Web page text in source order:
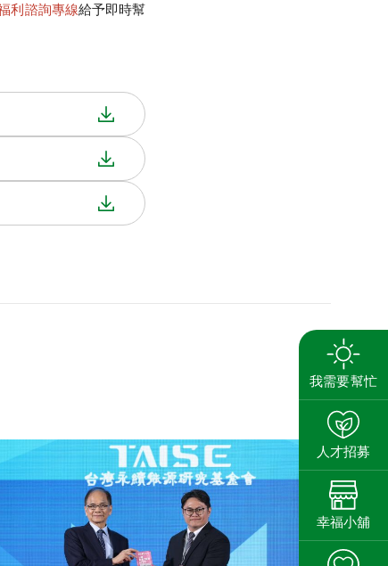
利諮詢專線給予即時幫
我需要幫忙
人才招募
幸福小舖